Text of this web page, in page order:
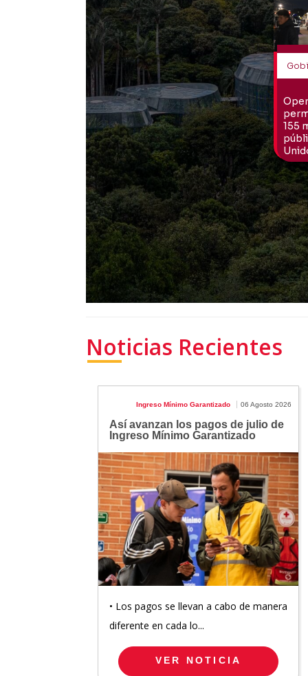
Noticias Recientes
Ingreso Mínimo Garantizado 06 Agosto 2026
Así avanzan los pagos de julio de
Ingreso Mínimo Garantizado
• Los pagos se llevan a cabo de manera
diferente en cada lo...
VER NOTICIA